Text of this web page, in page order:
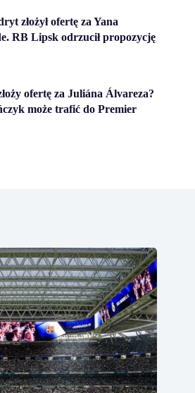
złożył ofertę za Yana
RB Lipsk odrzucił propozycję
ofertę za Juliána Álvareza?
może trafić do Premier